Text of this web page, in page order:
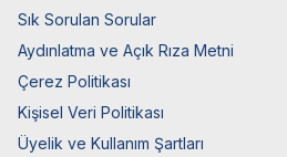
Sık Sorulan Sorular
Aydınlatma ve Açık Rıza Metni
Çerez Politikası
Kişisel Veri Politikası
Üyelik ve Kullanım Şartları